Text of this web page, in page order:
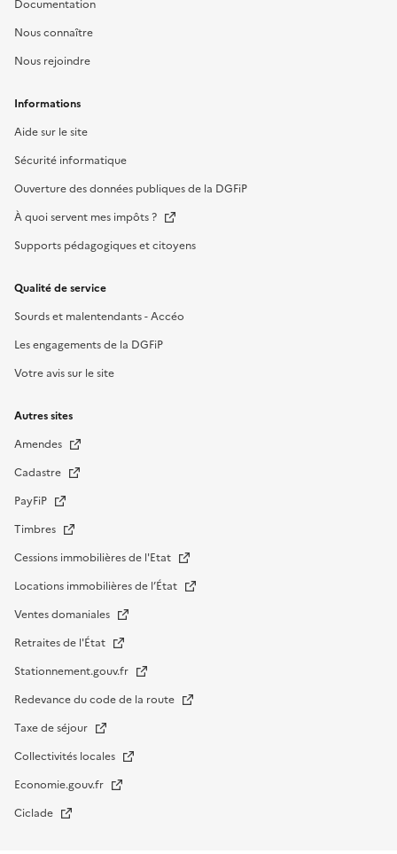
Documentation
Nous connaître
Nous rejoindre
Informations
Aide sur le site
Sécurité informatique
Ouverture des données publiques de la DGFiP
À quoi servent mes impôts ?
Supports pédagogiques et citoyens
Qualité de service
Sourds et malentendants - Accéo
Les engagements de la DGFiP
Votre avis sur le site
Autres sites
Amendes
Cadastre
PayFiP
Timbres
Cessions immobilières de l'Etat
Locations immobilières de l’État
Ventes domaniales
Retraites de l'État
Stationnement.gouv.fr
Redevance du code de la route
Taxe de séjour
Collectivités locales
Economie.gouv.fr
Ciclade